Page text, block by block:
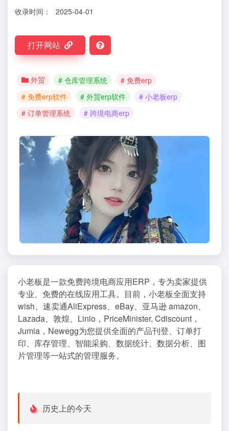
收录时间： 2025-04-01
打开网站
外贸 # 仓库管理系统
# 免费erp
# 免费erp软件
# 外贸erp软件
# 小老板erp
# 订单管理系统
# 跨境电商erp
小老板是一款免费跨境电商应用ERP，专为卖家提供
专业、免费的在线应用工具。目前，小老板全面支持
wish、速卖通AliExpress、eBay、亚马逊 amazon、
Lazada、敦煌、Linio，PriceMinister, Cdiscount，
Jumia，Newegg为您提供全面的产品刊登、订单打
印、库存管理、智能采购、数据统计、数据分析、图
片管理等一站式的管理服务。
历史上的今天